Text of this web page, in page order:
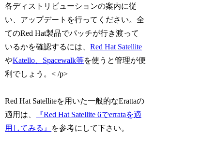
各ディストリビューションの案内に従
い、アップデートを行ってください。全
てのRed Hat製品でパッチが行き渡って
いるかを確認するには、Red Hat Satellite
やKatello、Spacewalk等を使うと管理が便
利でしょう。< /p>
Red Hat Satelliteを用いた一般的なErattaの
適用は、
『Red Hat Satellite 6でerrataを適
用してみる』
を参考にして下さい。